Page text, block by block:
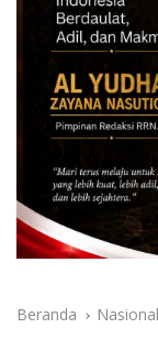
Beranda